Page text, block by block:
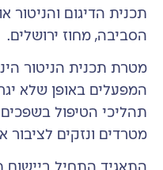
תכנית הדיגום
הסביבה, מחוז ירושלים.
מטרת תכנית הניטור
המפעלים באופן שלא
תהליכי הטיפול בשפכים
מטרדים ונזקים לציבור